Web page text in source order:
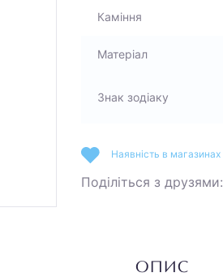
Каміння
Матеріал
Знак зодіаку
Наявність в магазинах
Поділіться з друзями:
ОПИС